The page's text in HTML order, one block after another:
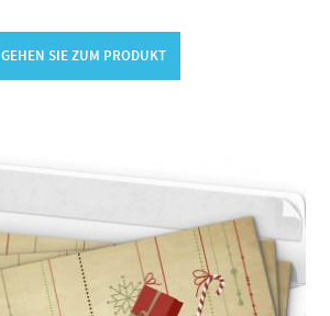
GEHEN SIE ZUM PRODUKT